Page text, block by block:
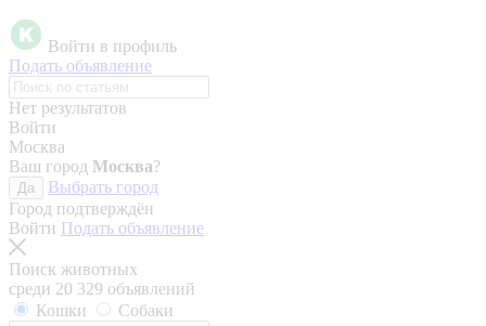
Войти в профиль
Подать объявление
Нет результатов
Войти
Москва
Ваш город Москва?
Да
Выбрать город
Город подтверждён
Войти Подать объявление
Поиск животных
среди 20 329 объявлений
Кошки
Собаки